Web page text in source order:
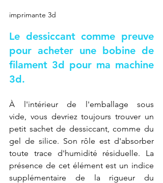
imprimante 3d
Le dessiccant comme preuve
pour acheter une bobine de
filament 3d pour ma machine
3d.
À l'intérieur de l'emballage sous
vide, vous devriez toujours trouver un
petit sachet de dessiccant, comme du
gel de silice. Son rôle est d'absorber
toute trace d'humidité résiduelle. La
présence de cet élément est un indice
supplémentaire de la rigueur du